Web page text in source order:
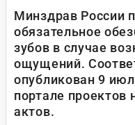
Минздрав России
обязательное
зубов в случае
ощущений.
опубликован 9
портале
актов.